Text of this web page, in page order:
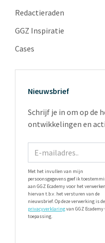
Redactieraden
GGZ Inspiratie
Cases
Nieuwsbrief
Schrijf je in om op de
ontwikkelingen en
Met het invullen van mijn
persoonsgegevens geef ik
aan GGZ Ecademy voor het verwerken
hiervan t.b.v. het versturen van de
nieuwsbrief. Op deze verwerking is de
privacyverklaringvan GGZ Ecademy
toepassing.